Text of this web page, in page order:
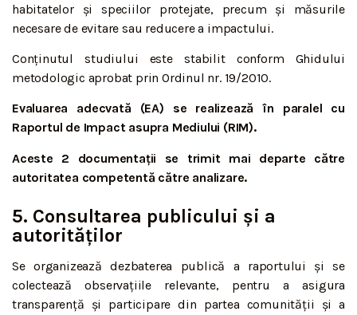
habitatelor și speciilor protejate, precum și măsurile
necesare de evitare sau reducere a impactului.
Conținutul studiului este stabilit conform Ghidului
metodologic aprobat prin Ordinul nr. 19/2010.
Evaluarea adecvată (EA) se realizează în paralel cu
Raportul de Impact asupra Mediului (RIM).
Aceste 2 documentații se trimit mai departe către
autoritatea competentă către analizare.
5. Consultarea publicului și a
autorităților
Se organizează dezbaterea publică a raportului și se
colectează observațiile relevante, pentru a asigura
transparență și participare din partea comunității și a